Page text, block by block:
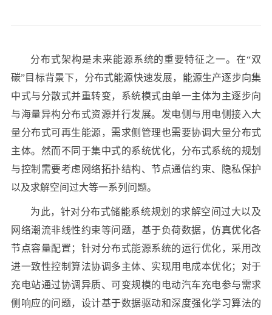
分布式架构是未来能源系统的重要特征之一。在“双
碳”目标背景下，分布式能源快速发展，能源生产逐步向集
中式与分散式并重转变，系统模式由单一主体为主逐步向
与海量异构分布式资源并行发展。发电侧与用电侧接入大
量分布式可再生能源，需求侧管理也需要协调大量分布式
主体。然而不同于集中式的系统优化，分布式系统的规划
与控制需要考虑网络拓扑结构、节点通信约束、隐私保护
以及求解空间过大等一系列问题。
为此，针对分布式储能系统规划的求解空间过大以及
网络潮流非线性约束等问题，基于负荷数据，仿真优化各
节点容量配置；针对分布式能源系统的运行优化，采用改
进一致性控制算法协调多主体、实现用电成本优化；对于
充电站通过协调异质、可变规模的电动汽车充电参与需求
侧响应的问题，设计基于数据驱动和深度强化学习算法的